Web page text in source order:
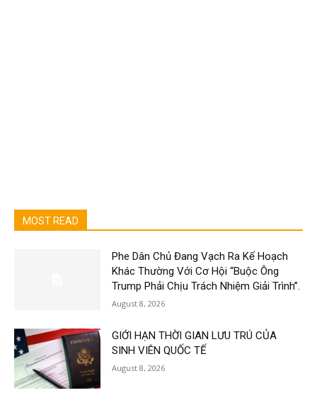
MOST READ
Phe Dân Chủ Đang Vạch Ra Kế Hoạch
Khác Thường Với Cơ Hội “Buộc Ông
Trump Phải Chịu Trách Nhiệm Giải Trình”.
August 8, 2026
GIỚI HẠN THỜI GIAN LƯU TRÚ CỦA
SINH VIÊN QUỐC TẾ
August 8, 2026